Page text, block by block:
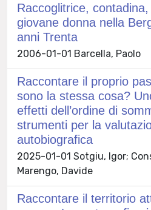
Raccoglitrice,
giovane donna nella
anni Trenta
2006-01-01 Barcella, Paolo
Raccontare il proprio
sono la stessa cosa?
effetti dell’ordine di
strumenti per la
autobiografica
2025-01-01 Sotgiu, Igor;
Marengo, Davide
Raccontare il territorio